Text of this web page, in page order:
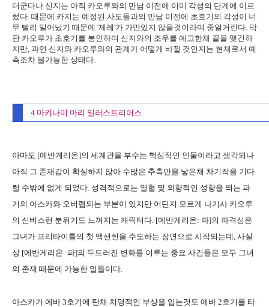
더군다나 신지는 아직 카오루와의 만남 이전에 이미 각성의 단계에 이르
렀다. 때문에 카지는 예정된 사도들과의 만남 이전에 초호기의 각성이 너
무 빨리 일어났기 때문에 '제레'가 가만있지 않을것이라며 중얼거린다. 막
판 카오루가 초호기를 봉인하며 신지와의 조우를 예고한채 끝을 맺긴하
지만, 과연 신지와 카오루와의 관계가 어떻게 바뀔 것인지는 현재로서 예
측조차 불가능한 상태다.
4.마키나미 마리 일러스트리어스
아마도 [에반게리온]의 세계관을 부수는 핵심적인 인물이라고 생각되나
아직 그 존재감이 확실하지 않아 수많은 추측만을 낳은채 차기작을 기다
릴 수밖에 없게 되었다. 성격적으로는 열혈 및 외향적인 성향을 띄는 과
거의 아스카와 오버랩되는 부분이 있지만 어딘지 모르게 나기사 카오루
의 신비스런 분위기도 느껴지는 캐릭터다. [에반게리온: 파]의 파격성은
그녀가 프리타이틀의 첫 액션씬을 주도하는 장면으로 시작되는데, 사실
상 [에반게리온: 파]의 두드러진 변화를 이루는 중요 사건들은 모두 그녀
의 존재 때문에 가능한 일들이다.
아스카가 에바 3호기에 탄채 치명적인 부상을 입는것도 에바 2호기를 타